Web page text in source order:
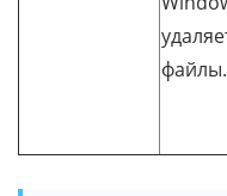
файлы.